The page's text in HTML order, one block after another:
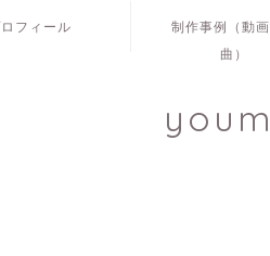
フィール
制作事例（動
曲）